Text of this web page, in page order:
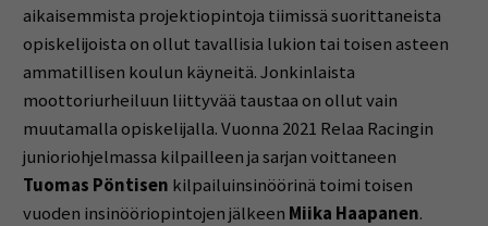
aikaisemmista projektiopintoja tiimissä suorittaneista
opiskelijoista on ollut tavallisia lukion tai toisen asteen
ammatillisen koulun käyneitä. Jonkinlaista
moottoriurheiluun liittyvää taustaa on ollut vain
muutamalla opiskelijalla. Vuonna 2021 Relaa Racingin
junioriohjelmassa kilpailleen ja sarjan voittaneen
Tuomas Pöntisen kilpailuinsinöörinä toimi toisen
vuoden insinööriopintojen jälkeen Miika Haapanen.